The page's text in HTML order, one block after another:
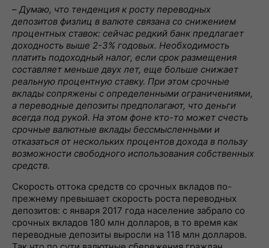
– Думаю, что тенденция к росту переводных
депозитов физлиц в валюте связана со снижением
процентных ставок: сейчас редкий банк предлагает
доходность выше 2-3% годовых. Необходимость
платить подоходный налог, если срок размещения
составляет меньше двух лет, еще больше снижает
реальную процентную ставку. При этом срочные
вклады сопряжены с определенными ограничениями,
а переводные депозиты предполагают, что деньги
всегда под рукой. На этом фоне кто-то может счесть
срочные валютные вклады бессмысленными и
отказаться от нескольких процентов дохода в пользу
возможности свободного использования собственных
средств.
Скорость оттока средств со срочных вкладов по-
прежнему превышает скорость роста переводных
депозитов: с января 2017 года население забрало со
срочных вкладов 180 млн долларов, в то время как
переводные депозиты выросли на 118 млн долларов.